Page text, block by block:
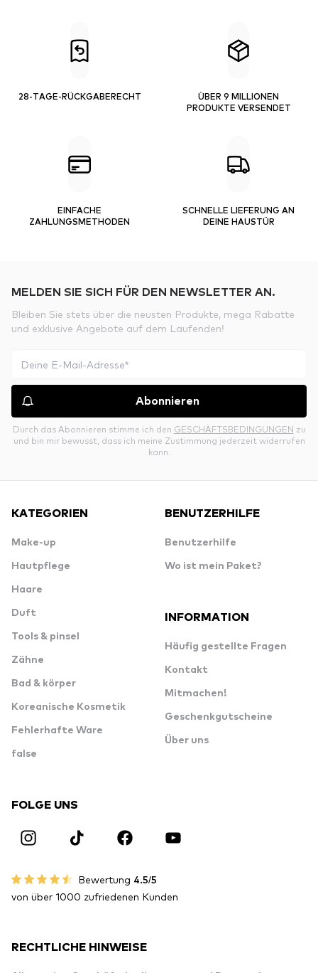
28-TAGE-RÜCKGABERECHT
ÜBER 9 MILLIONEN
PRODUKTE VERSENDET
EINFACHE
ZAHLUNGSMETHODEN
SCHNELLE LIEFERUNG AN
DEINE HAUSTÜR
MELDEN SIE SICH FÜR DEN NEWSLETTER AN.
Bleiben Sie stets über die neusten Produkte, mega Rabatte
und exklusive Angebote auf dem Laufenden!
Abonnieren
Durch das Abonnieren stimme ich den GESCHÄFTSBEDINGUNGEN zu
und bin mir bewusst, dass ich meine Zustimmung jederzeit widerrufen
kann.
KATEGORIEN
Make-up
Hautpflege
Haare
Duft
Tools & pinsel
Zähne
Bad & körper
Koreanische Kosmetik
Fehlerhafte Ware
false
BENUTZERHILFE
Benutzerhilfe
Wo ist mein Paket?
INFORMATION
Häufig gestellte Fragen
Kontakt
Mitmachen!
Geschenkgutscheine
Über uns
FOLGE UNS
Bewertung 4.5/5
von über 1000 zufriedenen Kunden
RECHTLICHE HINWEISE